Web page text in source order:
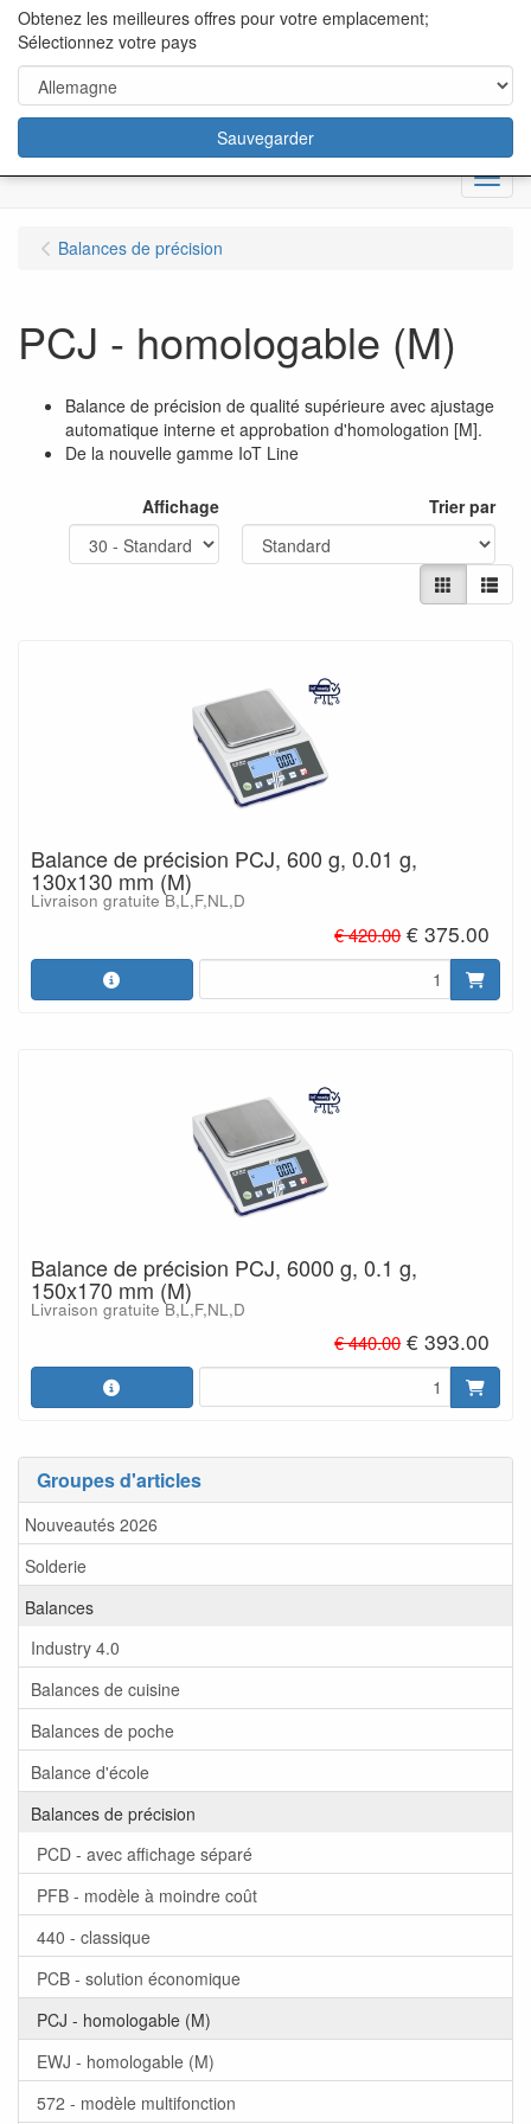
content="18/11/2025″/>
Menu
Groupes d'articles
Nouveautés 2026
Solderie
Balances
Industry 4.0
Balances de cuisine
Balances de poche
Balance d'école
Balances de précision
PCD - avec affichage séparé
PFB - modèle à moindre coût
440 - classique
PCB - solution économique
PCJ - homologable (M)
EWJ - homologable (M)
572 - modèle multifonction
Balances de précision
PCJ - homologable (M)
Balance de précision de qualité supérieure avec ajustage
automatique interne et approbation d'homologation [M].
De la nouvelle gamme IoT Line
Affichage Trier par
Balance de précision PCJ, 600 g, 0.01 g,
130x130 mm (M)
Livraison gratuite B,L,F,NL,D
€ 420.00 € 375.00
Balance de précision PCJ, 6000 g, 0.1 g,
150x170 mm (M)
Livraison gratuite B,L,F,NL,D
€ 440.00 € 393.00
Obtenez les meilleures offres pour votre emplacement;
Sélectionnez votre pays
Sauvegarder